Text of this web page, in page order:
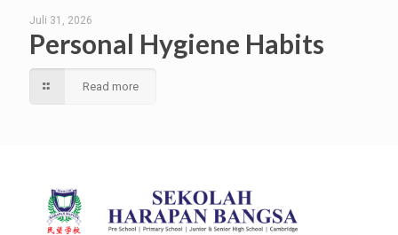
Juli 31, 2026
Personal Hygiene Habits
Read more